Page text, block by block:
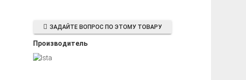
ЗАДАЙТЕ ВОПРОС ПО ЭТОМУ ТОВАРУ
Производитель